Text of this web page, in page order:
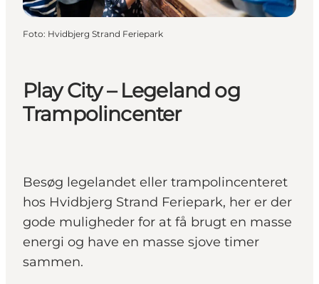
Play City – Legeland og
Trampolincenter
Besøg legelandet eller trampolincenteret
hos Hvidbjerg Strand Feriepark, her er der
gode muligheder for at få brugt en masse
energi og have en masse sjove timer
sammen.
Foto: Hvidbjerg Strand Feriepark